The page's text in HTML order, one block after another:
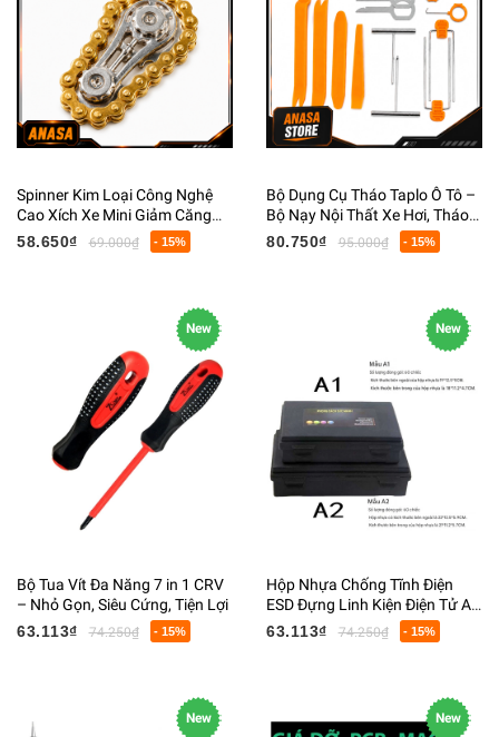
Spinner Kim Loại Công Nghệ
Cao Xích Xe Mini Giảm Căng
Thẳng
58.650₫ 69.000₫ - 15%
Bộ Dụng Cụ Tháo Taplo Ô Tô –
Bộ Nạy Nội Thất Xe Hơi, Tháo
Radio, Ốp Nhựa Chuyên Dụng
80.750₫ 95.000₫ - 15%
New
Bộ Tua Vít Đa Năng 7 in 1 CRV
– Nhỏ Gọn, Siêu Cứng, Tiện Lợi
63.113₫
74.250₫ - 15%
New
Hộp Nhựa Chống Tĩnh Điện
ESD Đựng Linh Kiện Điện Tử A1
A2 – Hộp Đựng PCB, IC, Bo
Mạch Chuyên Dụng
63.113₫ 74.250₫ - 15%
New New